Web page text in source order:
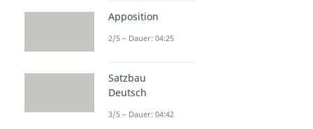
Apposition
2/5 – Dauer: 04:25
Satzbau
Deutsch
3/5 – Dauer: 04:42